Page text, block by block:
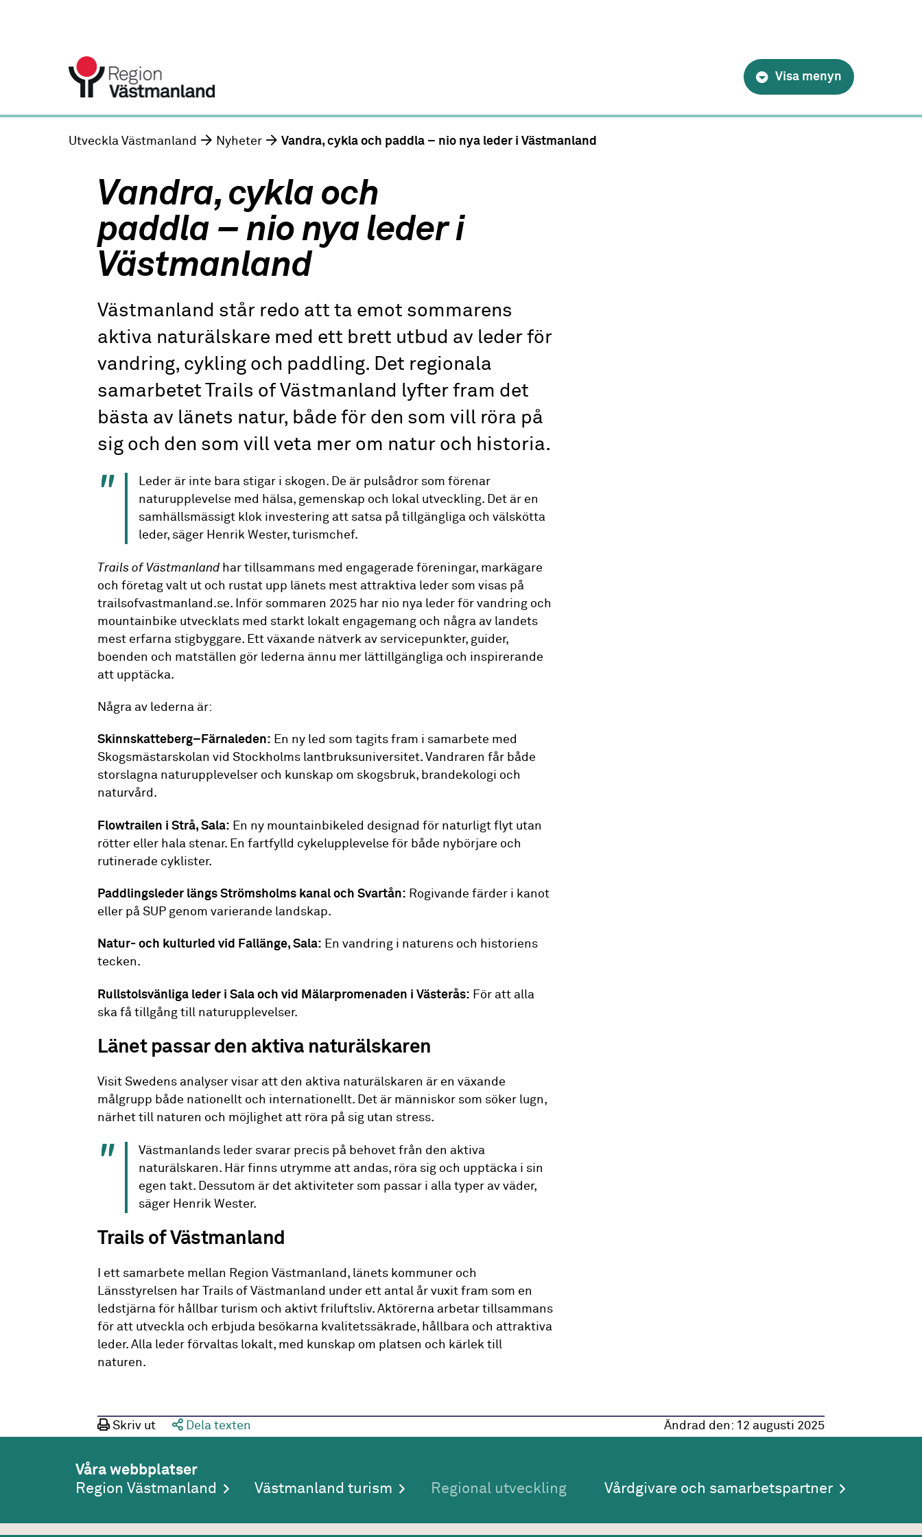
Visa menyn
Utveckla Västmanland Nyheter Vandra, cykla och paddla – nio nya leder i Västmanland
Vandra, cykla och
paddla – nio nya leder i
Västmanland
Västmanland står redo att ta emot sommarens
aktiva naturälskare med ett brett utbud av leder för
vandring, cykling och paddling. Det regionala
samarbetet Trails of Västmanland lyfter fram det
bästa av länets natur, både för den som vill röra på
sig och den som vill veta mer om natur och historia.
Leder är inte bara stigar i skogen. De är pulsådror som förenar
naturupplevelse med hälsa, gemenskap och lokal utveckling. Det är en
samhällsmässigt klok investering att satsa på tillgängliga och välskötta
leder, säger Henrik Wester, turismchef.
Trails of Västmanland har tillsammans med engagerade föreningar, markägare
och företag valt ut och rustat upp länets mest attraktiva leder som visas på
trailsofvastmanland.se. Inför sommaren 2025 har nio nya leder för vandring och
mountainbike utvecklats med starkt lokalt engagemang och några av landets
mest erfarna stigbyggare. Ett växande nätverk av servicepunkter, guider,
boenden och matställen gör lederna ännu mer lättillgängliga och inspirerande
att upptäcka.
Några av lederna är:
Skinnskatteberg–Färnaleden: En ny led som tagits fram i samarbete med
Skogsmästarskolan vid Stockholms lantbruksuniversitet. Vandraren får både
storslagna naturupplevelser och kunskap om skogsbruk, brandekologi och
naturvård.
Flowtrailen i Strå, Sala: En ny mountainbikeled designad för naturligt flyt utan
rötter eller hala stenar. En fartfylld cykelupplevelse för både nybörjare och
rutinerade cyklister.
Paddlingsleder längs Strömsholms kanal och Svartån: Rogivande färder i kanot
eller på SUP genom varierande landskap.
Natur- och kulturled vid Fallänge, Sala: En vandring i naturens och historiens
tecken.
Rullstolsvänliga leder i Sala och vid Mälarpromenaden i Västerås: För att alla
ska få tillgång till naturupplevelser.
Länet passar den aktiva naturälskaren
Visit Swedens analyser visar att den aktiva naturälskaren är en växande
målgrupp både nationellt och internationellt. Det är människor som söker lugn,
närhet till naturen och möjlighet att röra på sig utan stress.
Västmanlands leder svarar precis på behovet från den aktiva
naturälskaren. Här finns utrymme att andas, röra sig och upptäcka i sin
egen takt. Dessutom är det aktiviteter som passar i alla typer av väder,
säger Henrik Wester.
Trails of Västmanland
I ett samarbete mellan Region Västmanland, länets kommuner och
Länsstyrelsen har Trails of Västmanland under ett antal år vuxit fram som en
ledstjärna för hållbar turism och aktivt friluftsliv. Aktörerna arbetar tillsammans
för att utveckla och erbjuda besökarna kvalitetssäkrade, hållbara och attraktiva
leder. Alla leder förvaltas lokalt, med kunskap om platsen och kärlek till
naturen.
Skriv ut Dela texten Ändrad den: 12 augusti 2025
Våra webbplatser
Region Västmanland
Västmanland turism Regional utveckling Vårdgivare och samarbetspartner